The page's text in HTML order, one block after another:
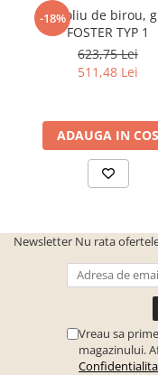
separat.
Se livreaza
asamblare.
-18%
Fotoliu de birou,
FOSTER TYP 1
623,75 Lei
511,48 Lei
ADAUGA IN COS
Newsletter Nu rata
Vreau sa
magazinului.